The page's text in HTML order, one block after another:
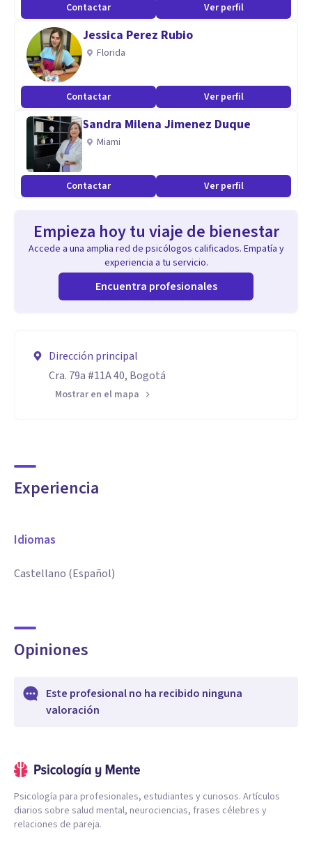
Contactar Ver perfil
Jessica Perez Rubio
Florida
Contactar Ver perfil
Sandra Milena Jimenez Duque
Miami
Contactar Ver perfil
Empieza hoy tu viaje de bienestar
Accede a una amplia red de psicólogos calificados. Empatía y
experiencia a tu servicio.
Encuentra profesionales
Dirección principal
Cra. 79a #11A 40, Bogotá
Mostrar en el mapa
Experiencia
Idiomas
Castellano (Español)
Opiniones
Este profesional no ha recibido ninguna
valoración
Psicología para profesionales, estudiantes y curiosos. Artículos
diarios sobre salud mental, neurociencias, frases célebres y
relaciones de pareja.